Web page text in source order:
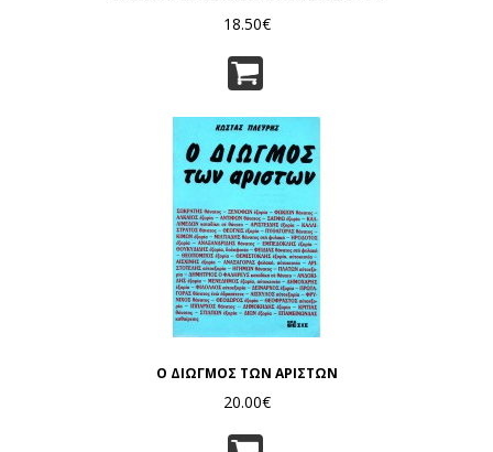
18.50€
Ο ΔΙΩΓΜΟΣ ΤΩΝ ΑΡΙΣΤΩΝ
20.00€